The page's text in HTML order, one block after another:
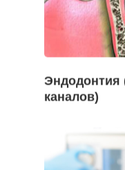
Эндодонтия
каналов)